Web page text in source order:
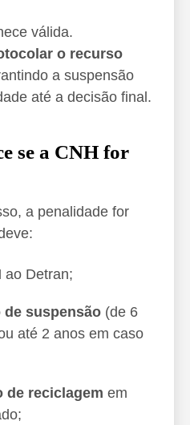
válida.
o recurso
a suspensão
até a decisão final.
se a CNH for
a penalidade for
ao Detran;
de suspensão (de 6
até 2 anos em caso
de reciclagem em